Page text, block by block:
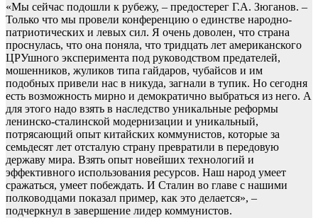
«Мы сейчас подошли к рубежу, – предостерег Г.А. Зюганов. –
Только что мы провели конференцию о единстве народно-
патриотических и левых сил. Я очень доволен, что страна
проснулась, что она поняла, что тридцать лет американского
ЦРУшного эксперимента под руководством предателей,
мошенников, жуликов типа гайдаров, чубайсов и им
подобных привели нас в никуда, загнали в тупик. Но сегодня
есть возможность мирно и демократично выбраться из него. А
для этого надо взять в наследство уникальные реформы
ленинско-сталинской модернизации и уникальный,
потрясающий опыт китайских коммунистов, которые за
семьдесят лет отсталую страну превратили в передовую
державу мира. Взять опыт новейших технологий и
эффективного использования ресурсов. Наш народ умеет
сражаться, умеет побеждать. И Cталин во главе с нашими
полководцами показал пример, как это делается», –
подчеркнул в завершение лидер коммунистов.